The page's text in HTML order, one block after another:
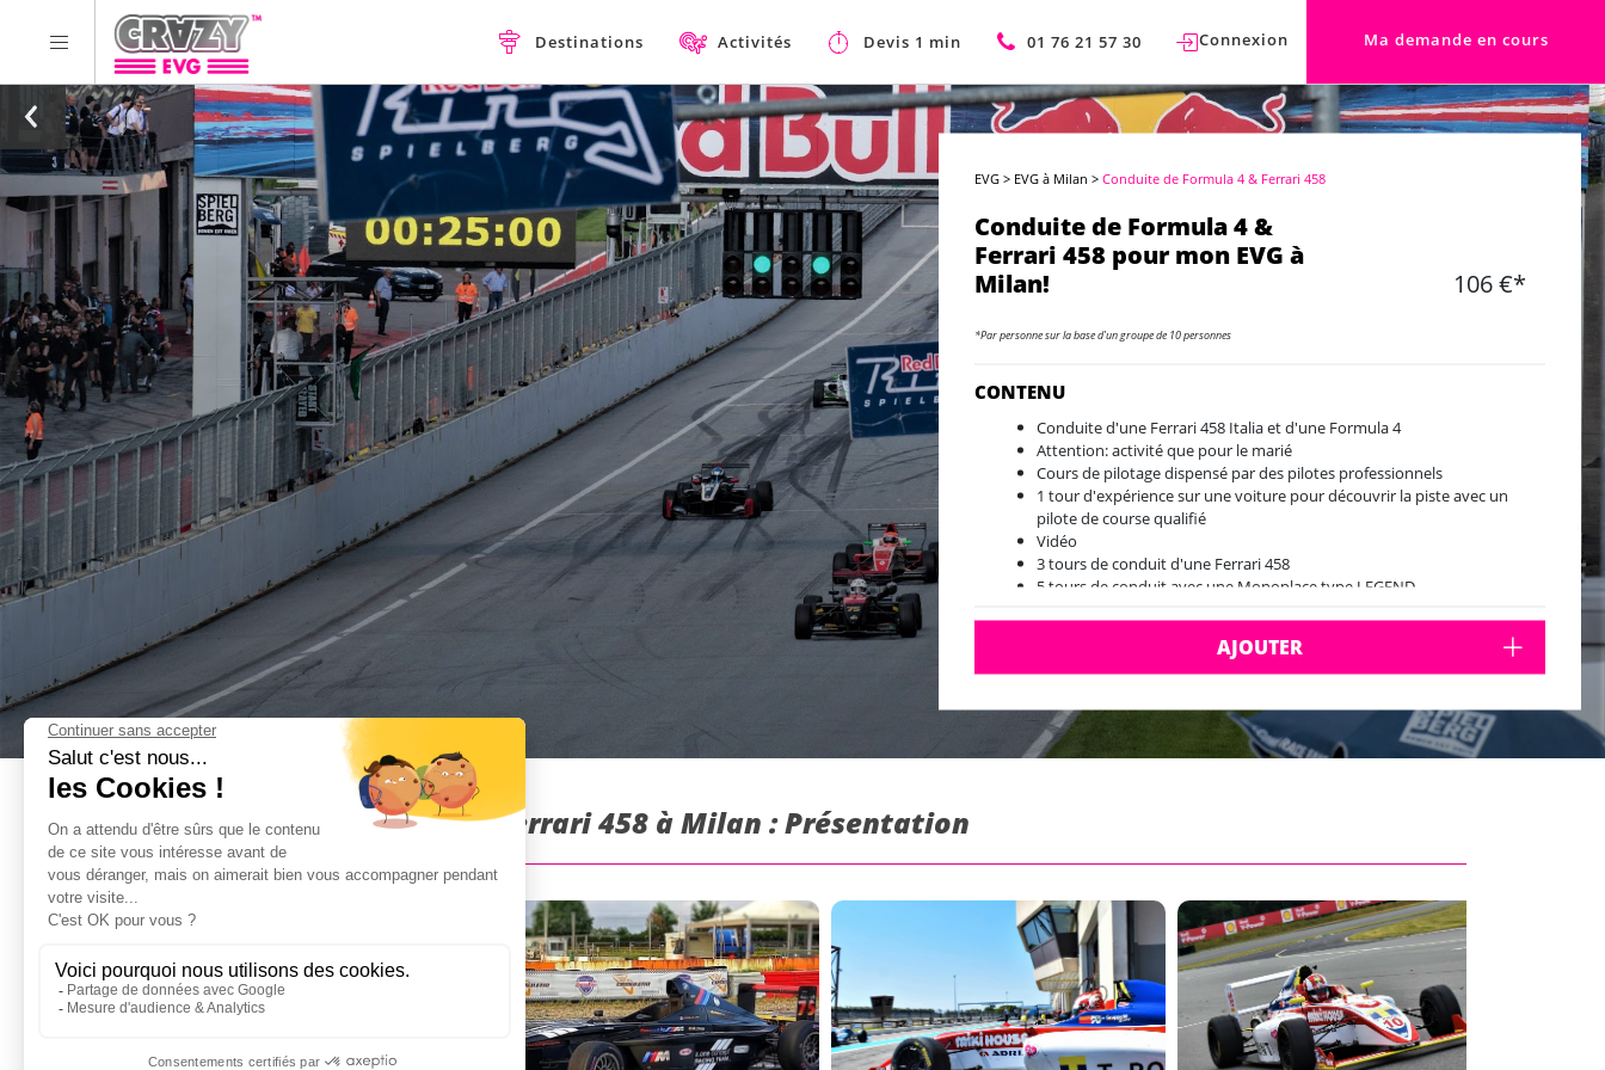
Destinations Activités Devis 1 min 01 76 21 57 30 Connexion Ma demande en cours
EVG > EVG à Milan >Conduite de Formula 4 & Ferrari 458
Conduite de Formula 4 &
Ferrari 458 pour mon EVG à
Milan!
106 €*
*Par personne sur la base d'un groupe de 10 personnes
CONTENU
Conduite d'une Ferrari 458 Italia et d'une Formula 4
Attention: activité que pour le marié
Cours de pilotage dispensé par des pilotes professionnels
1 tour d'expérience sur une voiture pour découvrir la piste avec un
pilote de course qualifié
Vidéo
3 tours de conduit d'une Ferrari 458
5 tours de conduit avec une Monoplace type LEGEND
Assurance voiture incluse
Toutes les taxes, frais et frais de gestion inclus
Permis de conduire obligatoire! Merci de le ramener avec vous le jour J
Max 190cm et 95kg
AJOUTER
Conduite de Formula 4 & Ferrari 458 à Milan : Présentation